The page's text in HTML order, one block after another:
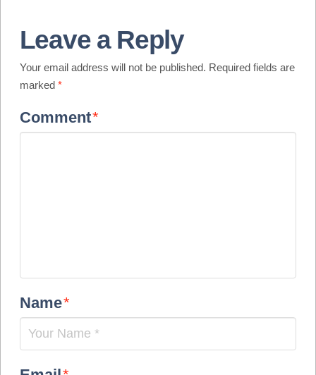
Leave a Reply
Your email address will not be published. Required fields are
marked *
Comment*
Name*